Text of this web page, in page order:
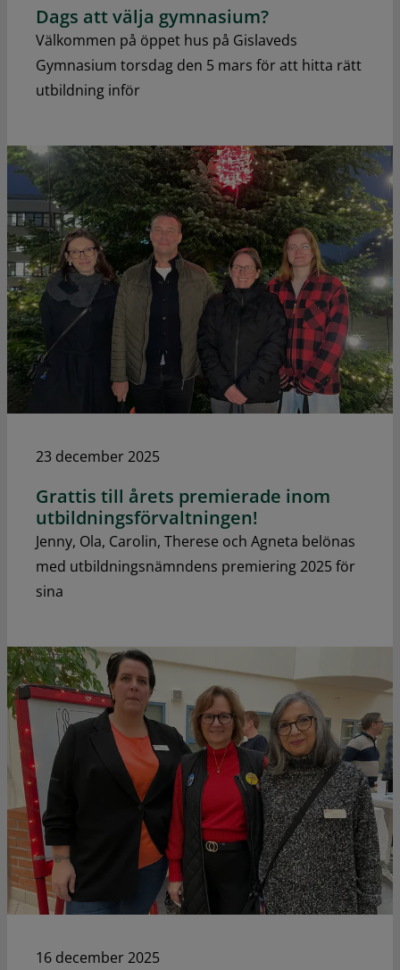
Dags att välja gymnasium?
Välkommen på öppet hus på Gislaveds
Gymnasium torsdag den 5 mars för att hitta rätt
utbildning inför
23 december 2025
Grattis till årets premierade inom
utbildningsförvaltningen!
Jenny, Ola, Carolin, Therese och Agneta belönas
med utbildningsnämndens premiering 2025 för
sina
16 december 2025